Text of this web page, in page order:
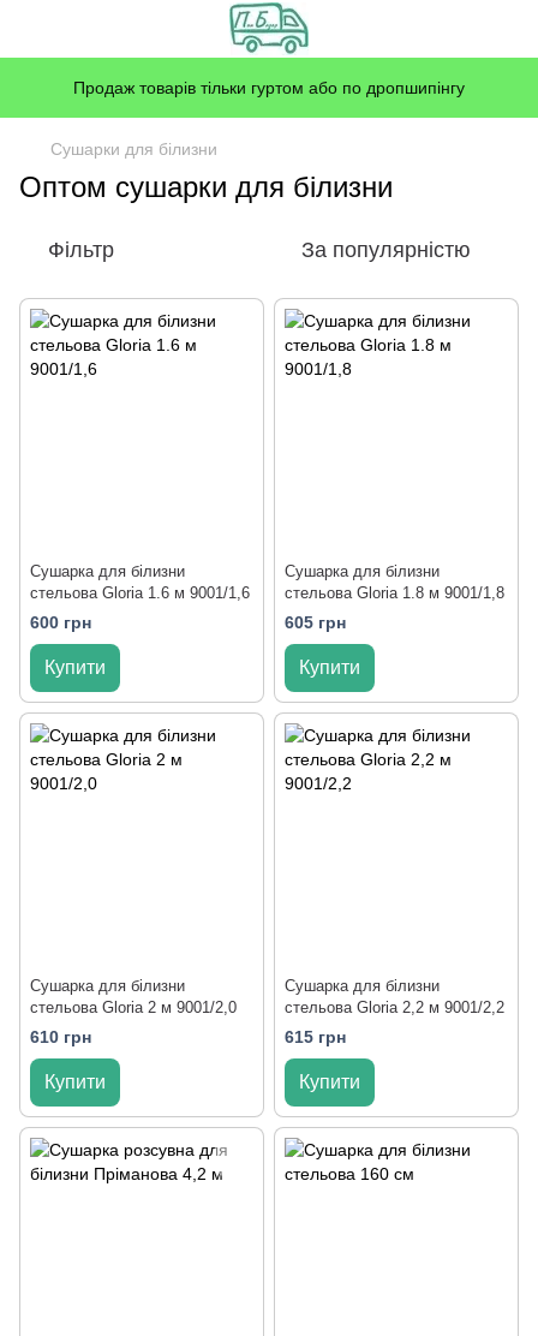
Продаж товарів тільки гуртом або по дропшипінгу
Сушарки для білизни
Оптом сушарки для білизни
Фільтр За популярністю
Сушарка для білизни
стельова Gloria 1.6 м 9001/1,6
600 грн
Купити
Сушарка для білизни
стельова Gloria 1.8 м 9001/1,8
605 грн
Купити
Сушарка для білизни
стельова Gloria 2 м 9001/2,0
610 грн
Купити
Сушарка для білизни
стельова Gloria 2,2 м 9001/2,2
615 грн
Купити